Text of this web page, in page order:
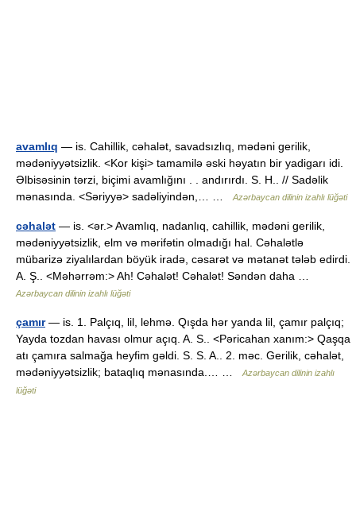
avamlıq — is. Cahillik, cəhalət, savadsızlıq, mədəni gerilik,
mədəniyyətsizlik. <Kor kişi> tamamilə əski həyatın bir yadigarı idi.
Əlbisəsinin tərzi, biçimi avamlığını . . andırırdı. S. H.. // Sadəlik
mənasında. <Səriyyə> sadəliyindən,… …
Azərbaycan dilinin izahlı lüğəti
cəhalət — is. <ər.> Avamlıq, nadanlıq, cahillik, mədəni gerilik,
mədəniyyətsizlik, elm və mərifətin olmadığı hal. Cəhalətlə
mübarizə ziyalılardan böyük iradə, cəsarət və mətanət tələb edirdi.
A. Ş.. <Məhərrəm:> Ah! Cəhalət! Cəhalət! Səndən daha …
Azərbaycan dilinin izahlı lüğəti
çamır— is. 1. Palçıq, lil, lehmə. Qışda hər yanda lil, çamır palçıq;
Yayda tozdan havası olmur açıq. A. S.. <Pəricahan xanım:> Qaşqa
atı çamıra salmağa heyfim gəldi. S. S. A.. 2. məc. Gerilik, cəhalət,
mədəniyyətsizlik; bataqlıq mənasında.… …
Azərbaycan dilinin izahlı
lüğəti